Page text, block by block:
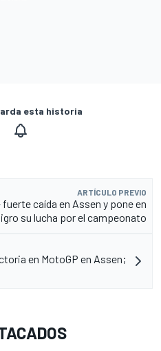
esta historia
ARTÍCULO PREVIO
caída en Assen y pone en
su lucha por el campeonato
en MotoGP en Assen;